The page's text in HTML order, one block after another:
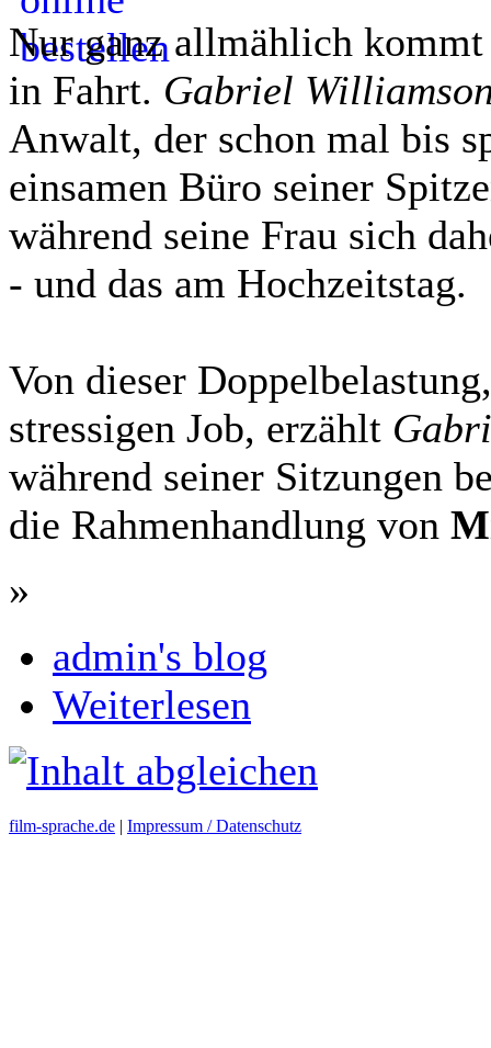
Nur ganz allmählich
in Fahrt. Gabriel
Anwalt, der schon mal bis
einsamen Büro seiner
während seine Frau sich
- und das am Hochzeitstag.
Von dieser
stressigen Job, erzählt
während seiner Sitzungen
die Rahmenhandlung von
»
admin's blog
Weiterlesen
film-sprache.de | Impressum / Datenschutz